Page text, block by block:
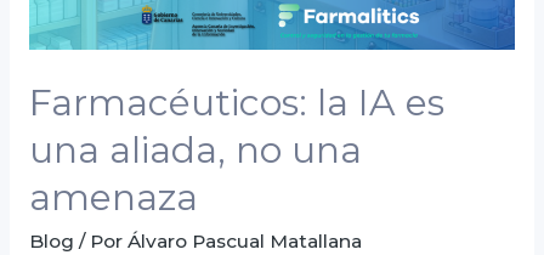
Farmacéuticos: la IA es
una aliada, no una
amenaza
Blog / Por Álvaro Pascual Matallana
amenaza